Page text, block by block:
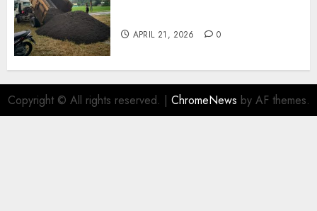
APRIL 21, 2026 0
Copyright © All rights reserved. | ChromeNews by AF themes.